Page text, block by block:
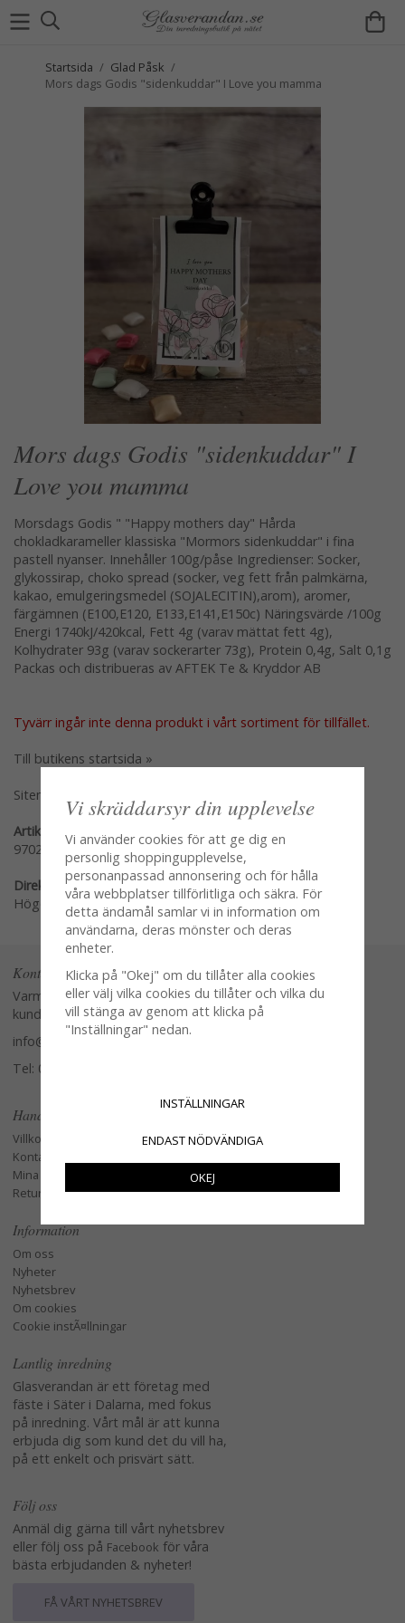
Startsida / Glad Påsk /
Mors dags Godis "sidenkuddar" I Love you mamma
Mors dags Godis "sidenkuddar" I
Love you mamma
Morsdags Godis " "Happy mothers day" Hårda
chokladkarameller klassiska "Mormors sidenkuddar" i fina
pastell nyanser. Innehåller 100g/påse Ingredienser: Socker,
glykossirap, choko spread (socker, veg fett från palmkärna,
kakao, emulgeringsmedel (SOJALECITIN),arom), aromer,
färgämnen (E100,E120, E133,E141,E150c) Näringsvärde /100g
Energi 1740kJ/420kcal, Fett 4g (varav mättat fett 4g),
Kolhydrater 93g (varav sockerarter 73g), Protein 0,4g, Salt 0,1g
Packas och distribueras av AFTEK Te & Kryddor AB
Tyvärr ingår inte denna produkt i vårt sortiment för tillfället.
Till butikens startsida »
Sitemap »
Artikelnummer:
97028
Direktlänk:
Högerklicka och kopiera adressen
Kontakta oss
Varmt välkommen att kontakta vår
kundtjänst.
info@glasverandan.se
Tel: 079-3495968
Handla
Villkor
Kontakta oss
Mina favoriter
Retur och Reklamation
Information
Om oss
Nyheter
Nyhetsbrev
Om cookies
Cookie instÃ¤llningar
Lantlig inredning
Glasverandan är ett företag med
fäste i Säter i Dalarna, med fokus
på inredning. Vårt mål är att kunna
erbjuda dig som kund det du vill ha,
på ett enkelt och prisvärt sätt.
Följ oss
Anmäl dig gärna till vårt nyhetsbrev
eller följ oss på Facebook för våra
bästa erbjudanden & nyheter!
FÅ VÅRT NYHETSBREV
Vi skräddarsyr din upplevelse
Vi använder cookies för att ge dig en
personlig shoppingupplevelse,
personanpassad annonsering och för hålla
våra webbplatser tillförlitliga och säkra. För
detta ändamål samlar vi in information om
användarna, deras mönster och deras
enheter.
Klicka på "Okej" om du tillåter alla cookies
eller välj vilka cookies du tillåter och vilka du
vill stänga av genom att klicka på
"Inställningar" nedan.
INSTÄLLNINGAR
ENDAST NÖDVÄNDIGA
OKEJ